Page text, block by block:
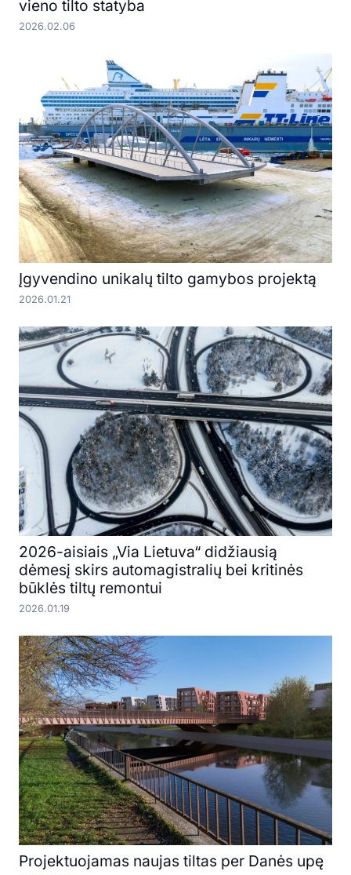
vieno tilto statyba
2026.02.06
Įgyvendino unikalų tilto gamybos projektą
2026.01.21
2026-aisiais „Via Lietuva“ didžiausią
dėmesį skirs automagistralių bei kritinės
būklės tiltų remontui
2026.01.19
Projektuojamas naujas tiltas per Danės upę